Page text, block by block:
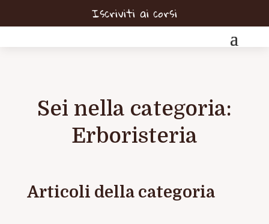
Iscriviti ai corsi
Sei nella categoria:
Erboristeria
Articoli della categoria